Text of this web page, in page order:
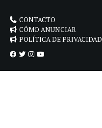
CONTACTO
CÓMO ANUNCIAR
POLÍTICA DE PRIVACIDAD